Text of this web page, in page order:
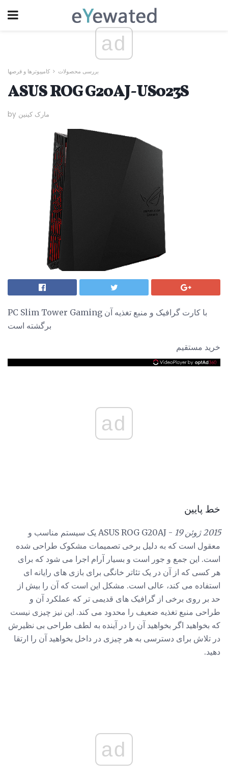
ad
بررسی محصولات کامپیوترها و قرصها
ASUS ROG G20AJ-US023S
by مارک کینین
PC Slim Tower Gaming با کارت گرافیک و منبع تغذیه آن
برگشته است
خرید مستقیم
ad
خط پایین
2015 ژوئن 19
- ASUS ROG G20AJ یک سیستم مناسب و
معقول است که به دلیل برخی تصمیمات مشکوک طراحی شده
است. این جمع و جور است و بسیار آرام اجرا می شود که برای
هر کسی که از آن در یک تئاتر خانگی برای بازی های رایانه ای
استفاده می کند، عالی است. مشکل این است که آن را بیش از
حد بر روی برخی از گرافیک های قدیمی تر که عملکرد آن و
طراحی منبع تغذیه ضعیف را محدود می کند. این نیز چیزی نیست
که بخواهید اگر بخواهید آن را در آینده به لطف طراحی بی نظیرش
در تلاش برای دسترسی به هر چیزی در داخل بخواهید آن را ارتقا
دهید.
ad